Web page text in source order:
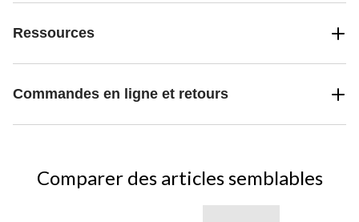
Ressources
Commandes en ligne et retours
Comparer des articles semblables